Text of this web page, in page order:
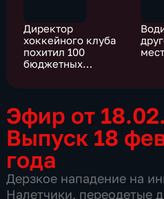
Директор
хоккейного клуба
похитил 100
бюджетных
Эфир от
Выпуск 18
года
Дерзкое нападение на
Налетчики, переодетые